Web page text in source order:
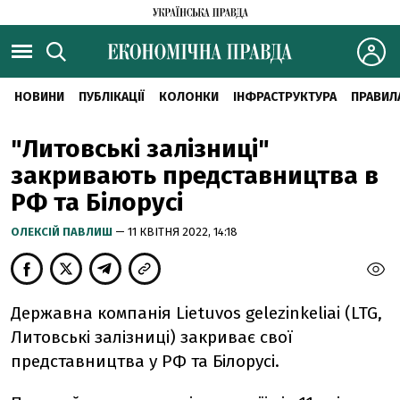
НОВИНИ ПУБЛІКАЦІЇ КОЛОНКИ ІНФРАСТРУКТУРА
"Литовські залізниці"
закривають представництва в
РФ та Білорусі
ОЛЕКСІЙ ПАВЛИШ — 11 КВІТНЯ 2022, 14:18
Державна компанія Lietuvos gelezinkeliai (LTG,
Литовські залізниці) закриває свої
представництва у РФ та Білорусі.